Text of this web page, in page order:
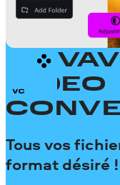
VIDEO
Tous vos
format désiré !